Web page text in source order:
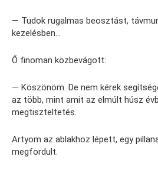
— Tudok rugalmas beosztást,
kezelésben…
Ő finoman közbevágott:
— Köszönöm. De nem kérek
az több, mint amit az elmúlt húsz
megtiszteltetés.
Artyom az ablakhoz lépett, egy
megfordult.